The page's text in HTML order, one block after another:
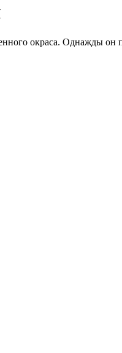
окраса. Однажды он